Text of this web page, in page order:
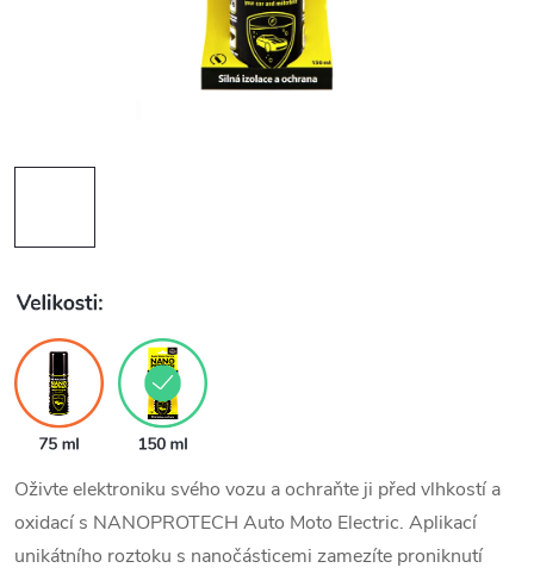
Oživte elektroniku svého vozu a ochraňte ji před vlhkostí a
oxidací s NANOPROTECH Auto Moto Electric. Aplikací
unikátního roztoku s nanočásticemi zamezíte proniknutí